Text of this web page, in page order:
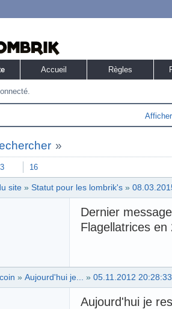
Accueil Règles
»
3 16
site » Statut pour les lombrik's »
Dernier
Flagellatrices en
» Aujourd'hui je... » 05.11.2012 20:28:33
Aujourd'hui je